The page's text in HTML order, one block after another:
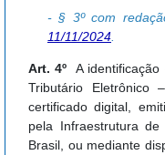
- § 3º com
11/11/2024
Art. 4ºA
Tributário Eletrônico
certificado digital,
pela Infraestrutura
Brasil, ou mediante